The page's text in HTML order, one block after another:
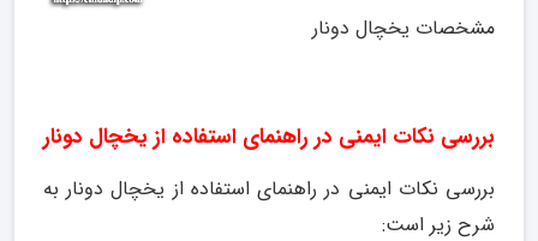
مشخصات یخچال دونار
بررسی نکات ایمنی در راهنمای استفاده از یخچال دونار
بررسی نکات ایمنی در راهنمای استفاده از یخچال دونار به
شرح زیر است: